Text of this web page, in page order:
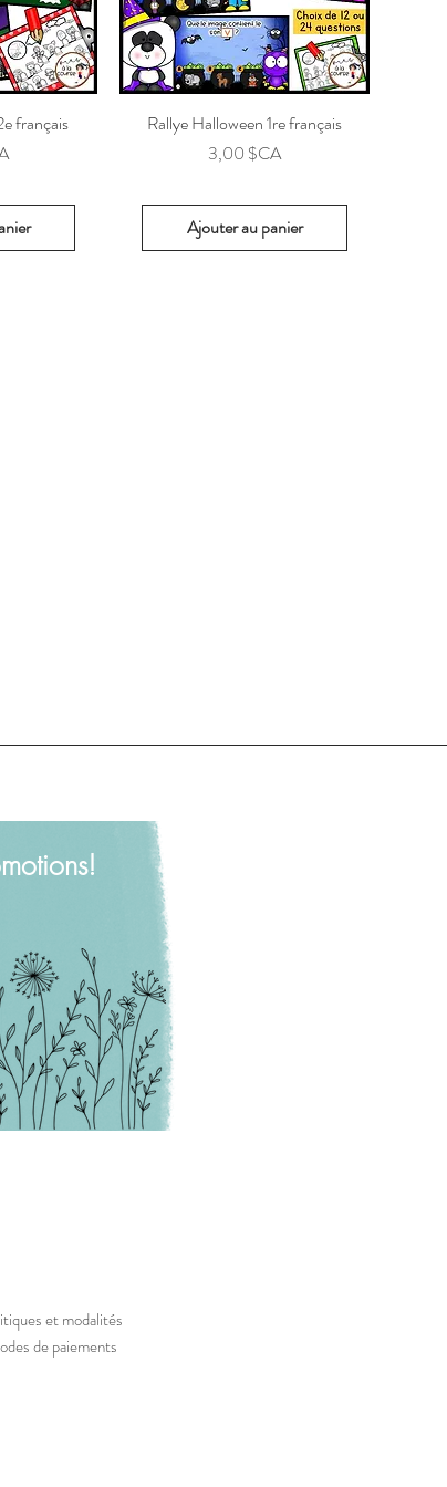
français
Rallye Halloween 1re français
Prix
3,00 $CA
Ajouter au panier
et modalités
de paiements